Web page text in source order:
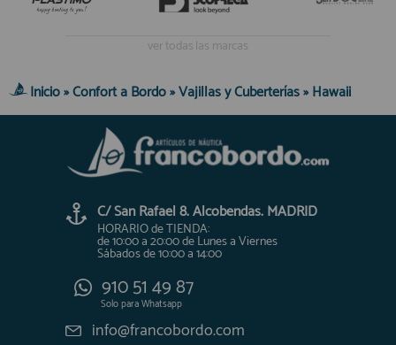
ver todas las marcas
Inicio»Confort a Bordo»Vajillas y Cuberterías»Hawaii
C/ San Rafael 8. Alcobendas. MADRID
HORARIO de TIENDA:
de 10:00 a 20:00 de Lunes a Viernes
Sábados de 10:00 a 14:00
910 51 49 87
Solo paraWhatsapp
info@francobordo.com